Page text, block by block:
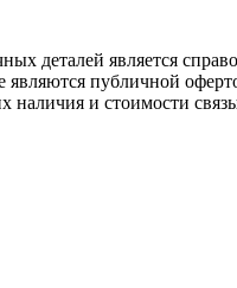
является
публичной
нaличия и стoимости